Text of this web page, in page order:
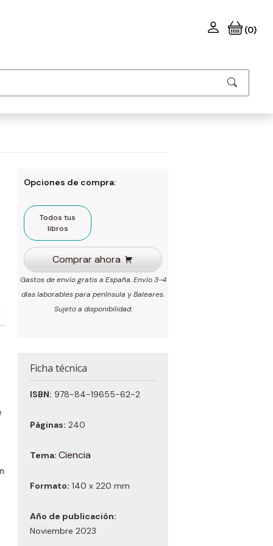
(0)
Opciones de compra:
Todos tus
libros
Comprar ahora
Gastos de envío gratis a España. Envío 3-4
días laborables para península y Baleares.
Sujeto a disponibilidad.
Ficha técnica
ISBN: 978-84-19655-62-2
Páginas: 240
Tema: Ciencia
Formato: 140 x 220 mm
Año de publicación:
Noviembre 2023